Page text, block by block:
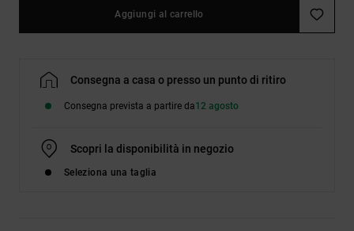
Aggiungi al carrello
Consegna a casa o presso un punto di ritiro
Consegna prevista a partire da12 agosto
Scopri la disponibilità in negozio
Seleziona una taglia